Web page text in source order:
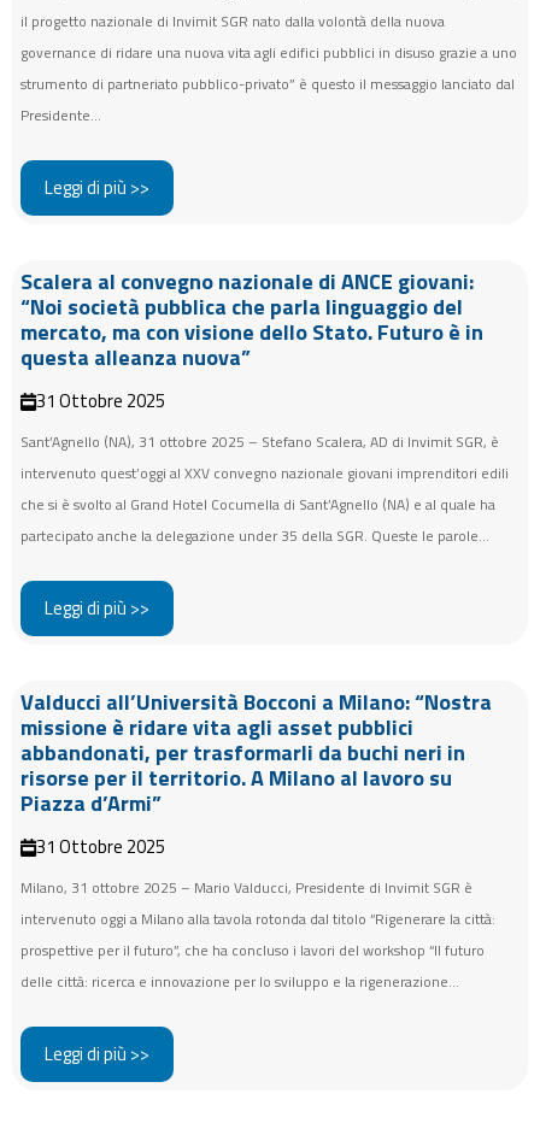
il progetto nazionale di Invimit SGR nato dalla volontà della nuova
governance di ridare una nuova vita agli edifici pubblici in disuso grazie a uno
strumento di partneriato pubblico-privato” è questo il messaggio lanciato dal
Presidente...
Leggi di più >>
Scalera al convegno nazionale di ANCE giovani:
“Noi società pubblica che parla linguaggio del
mercato, ma con visione dello Stato. Futuro è in
questa alleanza nuova”
31 Ottobre 2025
Sant’Agnello (NA), 31 ottobre 2025 – Stefano Scalera, AD di Invimit SGR, è
intervenuto quest’oggi al XXV convegno nazionale giovani imprenditori edili
che si è svolto al Grand Hotel Cocumella di Sant’Agnello (NA) e al quale ha
partecipato anche la delegazione under 35 della SGR. Queste le parole...
Leggi di più >>
Valducci all’Università Bocconi a Milano: “Nostra
missione è ridare vita agli asset pubblici
abbandonati, per trasformarli da buchi neri in
risorse per il territorio. A Milano al lavoro su
Piazza d’Armi”
31 Ottobre 2025
Milano, 31 ottobre 2025 – Mario Valducci, Presidente di Invimit SGR è
intervenuto oggi a Milano alla tavola rotonda dal titolo “Rigenerare la città:
prospettive per il futuro”, che ha concluso i lavori del workshop “Il futuro
delle città: ricerca e innovazione per lo sviluppo e la rigenerazione...
Leggi di più >>